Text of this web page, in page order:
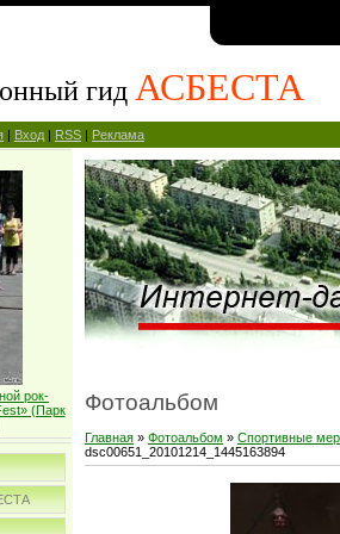
гид АСБЕСТА
| Вход | RSS | Реклама
рок-
(Парк
Фотоальбом
Главная » Фотоальбом » Спортивные
dsc00651_20101214_1445163894